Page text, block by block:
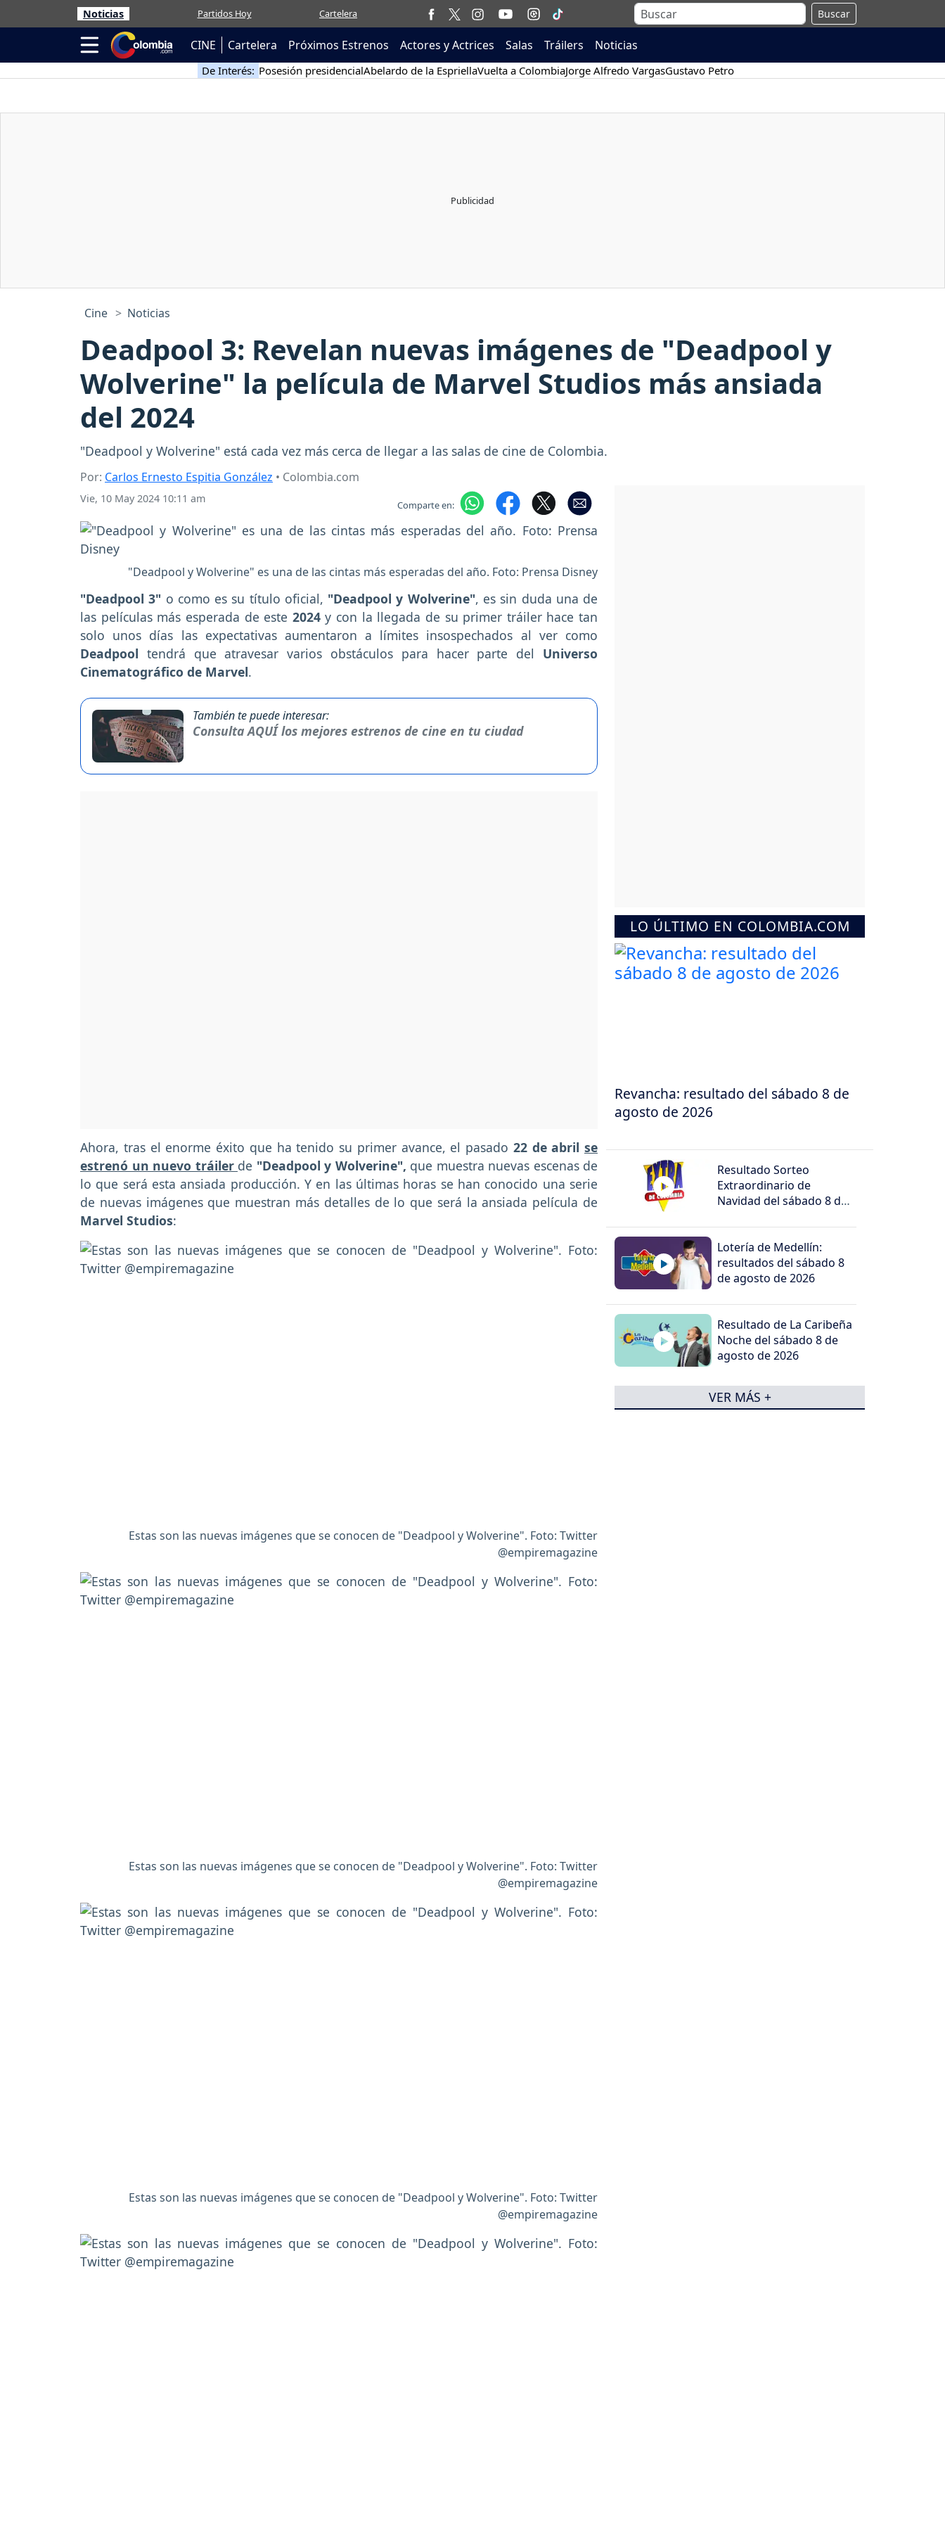
Noticias Partidos Hoy Cartelera Buscar
CINE Cartelera Próximos Estrenos Actores y Actrices Salas Tráilers Noticias
De Interés: Posesión presidencialAbelardo de la EspriellaVuelta a ColombiaJorge Alfredo VargasGustavo Petro
Cine Noticias
Deadpool 3: Revelan nuevas imágenes de "Deadpool y
Wolverine" la película de Marvel Studios más ansiada
del 2024
"Deadpool y Wolverine" está cada vez más cerca de llegar a las salas de cine de Colombia.
Por: Carlos Ernesto Espitia González • Colombia.com
Vie, 10 May 2024 10:11 am Comparte en:
"Deadpool y Wolverine" es una de las cintas más esperadas del año. Foto: Prensa Disney
"Deadpool 3" o como es su título oficial, "Deadpool y Wolverine", es sin duda una de
las películas más esperada de este 2024y con la llegada de su primer tráiler hace tan
solo unos días las expectativas aumentaron a límites insospechados al ver como
Deadpool tendrá que atravesar varios obstáculos para hacer parte del Universo
Cinematográfico de Marvel.
También te puede interesar:
Consulta AQUÍ los mejores estrenos de cine en tu ciudad
Ahora, tras el enorme éxito que ha tenido su primer avance, el pasado 22 de abril se
estrenó un nuevo tráiler de "Deadpool y Wolverine", que muestra nuevas escenas de
lo que será esta ansiada producción. Y en las últimas horas se han conocido una serie
de nuevas imágenes que muestran más detalles de lo que será la ansiada película de
Marvel Studios:
Estas son las nuevas imágenes que se conocen de "Deadpool y Wolverine". Foto: Twitter
@empiremagazine
Estas son las nuevas imágenes que se conocen de "Deadpool y Wolverine". Foto: Twitter
@empiremagazine
Estas son las nuevas imágenes que se conocen de "Deadpool y Wolverine". Foto: Twitter
@empiremagazine
LO ÚLTIMO EN COLOMBIA.COM
Revancha: resultado del sábado 8 de
agosto de 2026
Resultado Sorteo
Extraordinario de
Navidad del sábado 8 de
Lotería de Medellín:
resultados del sábado 8
de agosto de 2026
Resultado de La Caribeña
Noche del sábado 8 de
agosto de 2026
VER MÁS +